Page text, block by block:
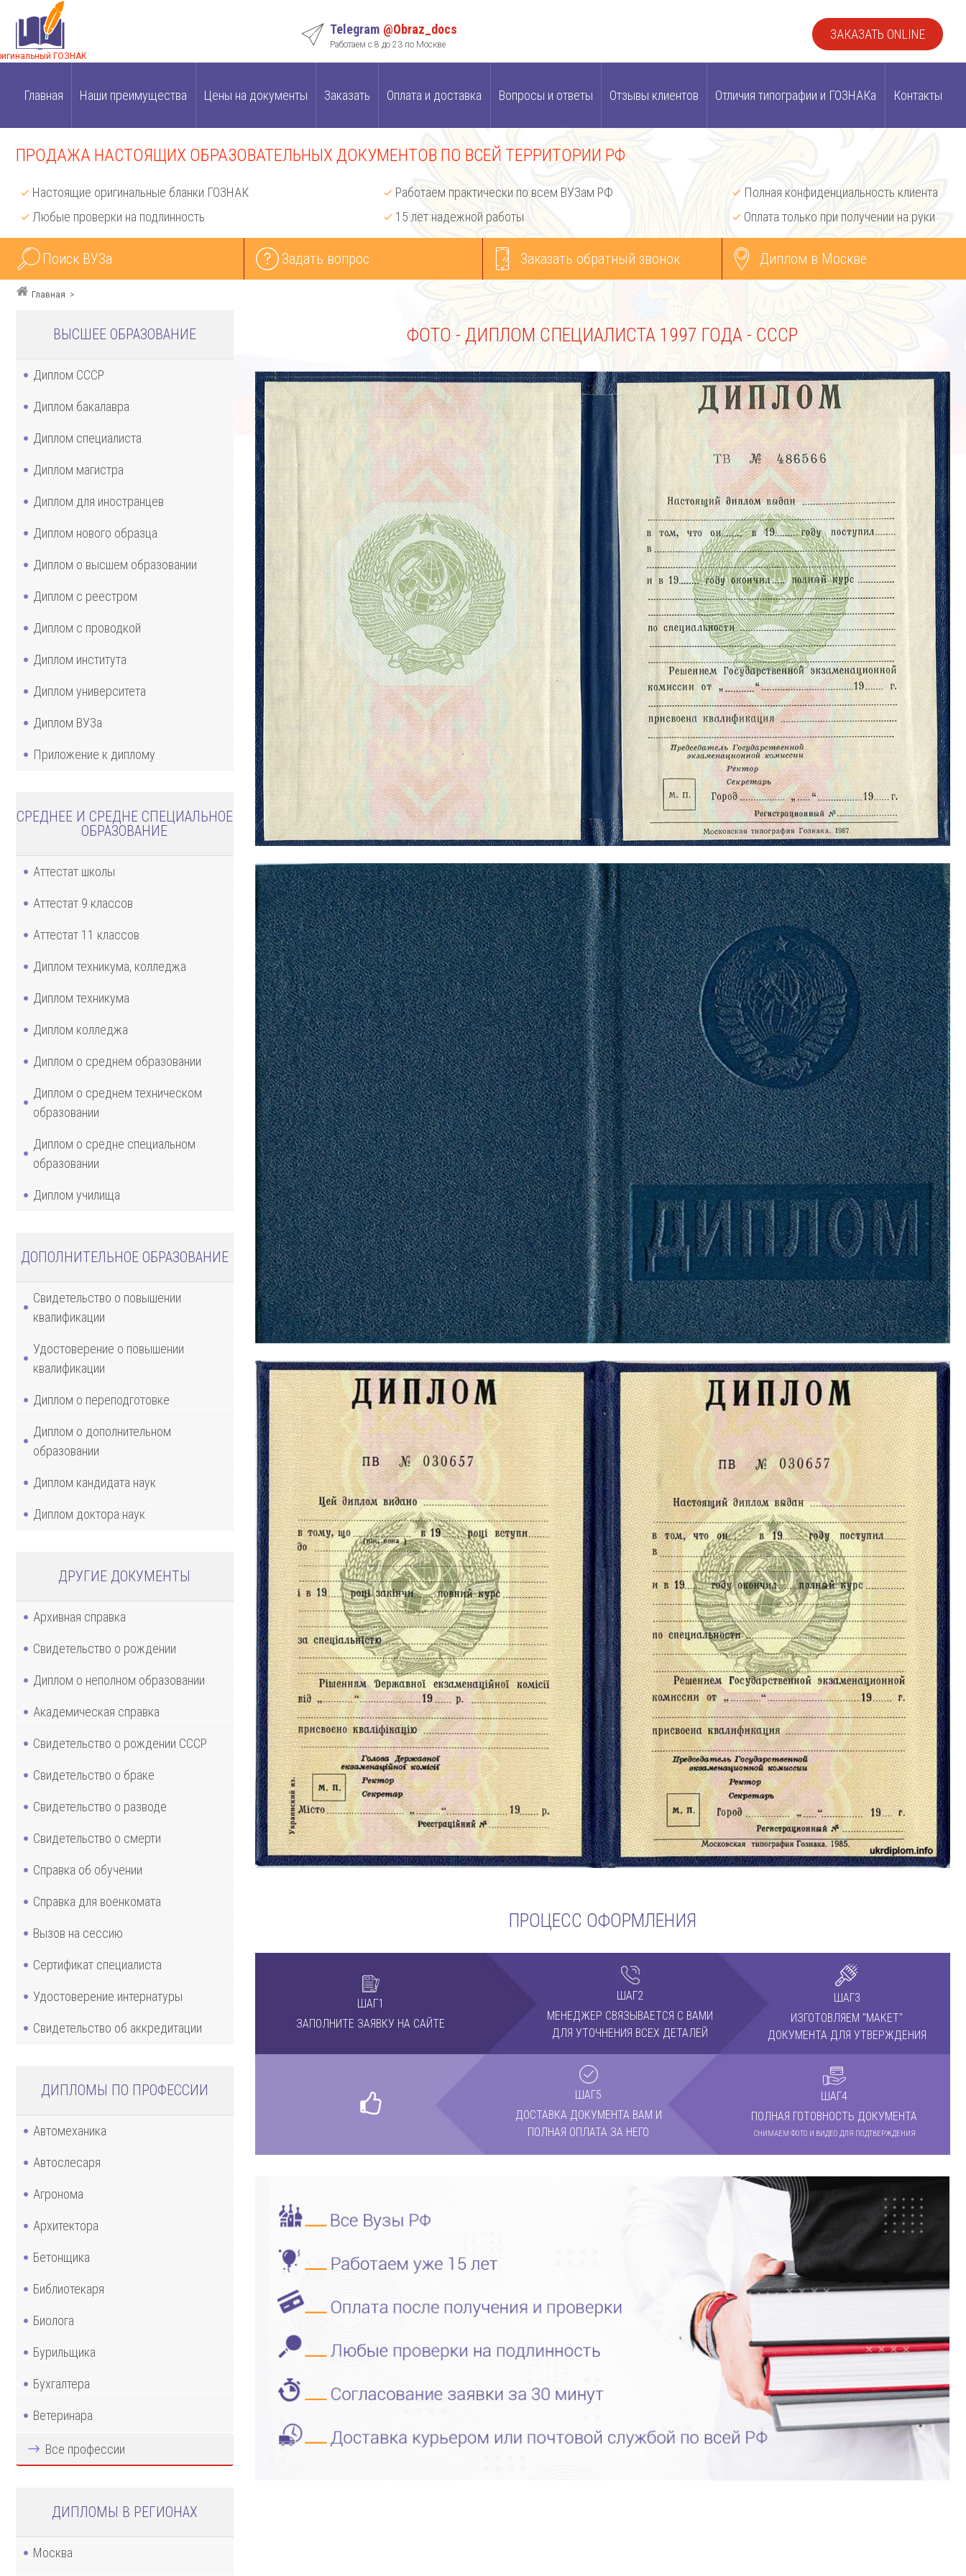
ГОЗНАК
Telegram @Obraz_docs
Работаем с 8 до 23 по Москве
ЗАКАЗАТЬ ONLINE
Главная Наши преимущества Цены на документы Заказать Оплата и доставка Вопросы и ответы Отзывы клиентов Отличия типографии и ГОЗНАКа Контакты
ПРОДАЖА НАСТОЯЩИХ ОБРАЗОВАТЕЛЬНЫХ ДОКУМЕНТОВ ПО ВСЕЙ ТЕРРИТОРИИ РФ
Настоящие оригинальные бланки ГОЗНАК
Любые проверки на подлинность
Работаем практически по всем ВУЗам РФ
15 лет надежной работы
Полная конфиденциальность клиента
Оплата только при получении на руки
Поиск ВУЗа Задать вопрос Заказать обратный звонок Диплом в Москве
Главная
ВЫСШЕЕ ОБРАЗОВАНИЕ
Диплом СССР
Диплом бакалавра
Диплом специалиста
Диплом магистра
Диплом для иностранцев
Диплом нового образца
Диплом о высшем образовании
Диплом с реестром
Диплом с проводкой
Диплом института
Диплом университета
Диплом ВУЗа
Приложение к диплому
СРЕДНЕЕ И СРЕДНЕ СПЕЦИАЛЬНОЕ
ОБРАЗОВАНИЕ
Аттестат школы
Аттестат 9 классов
Аттестат 11 классов
Диплом техникума, колледжа
Диплом техникума
Диплом колледжа
Диплом о среднем образовании
Диплом о среднем техническом
образовании
Диплом о средне специальном
образовании
Диплом училища
ДОПОЛНИТЕЛЬНОЕ ОБРАЗОВАНИЕ
Свидетельство о повышении
квалификации
Удостоверение о повышении
квалификации
Диплом о переподготовке
Диплом о дополнительном
образовании
Диплом кандидата наук
Диплом доктора наук
ДРУГИЕ ДОКУМЕНТЫ
Архивная справка
Свидетельство о рождении
Диплом о неполном образовании
Академическая справка
Свидетельство о рождении СССР
Свидетельство о браке
Свидетельство о разводе
Свидетельство о смерти
Справка об обучении
Справка для военкомата
Вызов на сессию
Сертификат специалиста
Удостоверение интернатуры
Свидетельство об аккредитации
ДИПЛОМЫ ПО ПРОФЕССИИ
Автомеханика
Автослесаря
Агронома
Архитектора
Бетонщика
Библиотекаря
Биолога
Бурильщика
Бухгалтера
Ветеринара
Все профессии
ДИПЛОМЫ В РЕГИОНАХ
Москва
ФОТО - ДИПЛОМ СПЕЦИАЛИСТА 1997 ГОДА - СССР
ПРОЦЕСС ОФОРМЛЕНИЯ
ШАГ1
ЗАПОЛНИТЕ ЗАЯВКУ НА САЙТЕ
ШАГ2
МЕНЕДЖЕР СВЯЗЫВАЕТСЯ С ВАМИ
ДЛЯ УТОЧНЕНИЯ ВСЕХ ДЕТАЛЕЙ
ШАГ3
ИЗГОТОВЛЯЕМ "МАКЕТ"
ДОКУМЕНТА ДЛЯ УТВЕРЖДЕНИЯ
ШАГ5
ДОСТАВКА ДОКУМЕНТА ВАМ И
ПОЛНАЯ ОПЛАТА ЗА НЕГО
ШАГ4
ПОЛНАЯ ГОТОВНОСТЬ ДОКУМЕНТА
СНИМАЕМ ФОТО И ВИДЕО ДЛЯ ПОДТВЕРЖДЕНИЯ